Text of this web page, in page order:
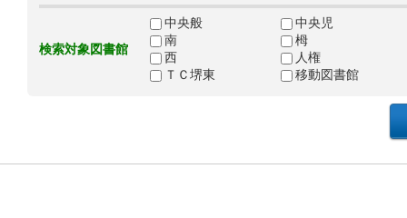
検索対象図書館
中央般
中央児
南
栂
西
人権
ＴＣ堺東
移動図書館